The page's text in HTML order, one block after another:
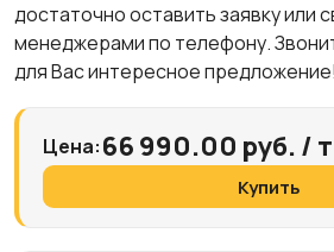
достаточно оставить заявку или
менеджерами по телефону.
для Вас интересное предложение!
Цена:66 990.00 руб. /
Купить